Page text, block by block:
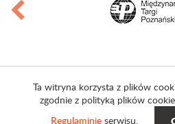
Ta witryna korzysta z plików
zgodnie z polityką plików
Regulaminie serwisu.